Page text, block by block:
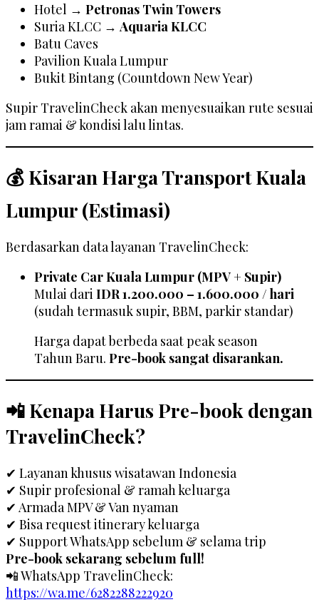
Hotel → Petronas Twin Towers
Suria KLCC →Aquaria KLCC
Batu Caves
Pavilion Kuala Lumpur
Bukit Bintang (Countdown New Year)
Supir TravelinCheck akan menyesuaikan rute sesuai
jam ramai & kondisi lalu lintas.
💰 Kisaran Harga Transport Kuala
Lumpur (Estimasi)
Berdasarkan data layanan TravelinCheck:
Private Car Kuala Lumpur (MPV + Supir)
Mulai dari IDR 1.200.000 – 1.600.000 / hari
(sudah termasuk supir, BBM, parkir standar)
Harga dapat berbeda saat peak season
Tahun Baru. Pre-book sangat disarankan.
📲 Kenapa Harus Pre-book dengan
TravelinCheck?
✔ Layanan khusus wisatawan Indonesia
✔ Supir profesional & ramah keluarga
✔ Armada MPV & Van nyaman
✔ Bisa request itinerary keluarga
✔ Support WhatsApp sebelum & selama trip
Pre-book sekarang sebelum full!
📲 WhatsApp TravelinCheck:
https://wa.me/6282288222920